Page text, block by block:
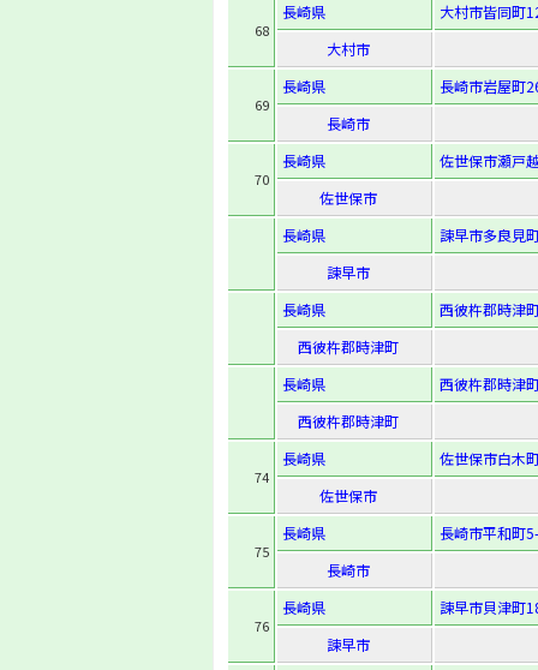
68
長崎県
大村市皆同町
大村市
69
長崎県
長崎市岩屋町
長崎市
70
長崎県
佐世保市瀬戸
佐世保市
長崎県
諫早市多良見
諫早市
長崎県
西彼杵郡時津
西彼杵郡時津町
長崎県
西彼杵郡時津
西彼杵郡時津町
74
長崎県
佐世保市白木
佐世保市
75
長崎県
長崎市平和町
長崎市
76
長崎県
諫早市貝津町
諫早市